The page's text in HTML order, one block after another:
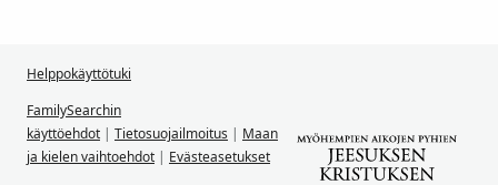
Helppokäyttötuki
FamilySearchin
käyttöehdot | Tietosuojailmoitus | Maan
ja kielen vaihtoehdot | Evästeasetukset